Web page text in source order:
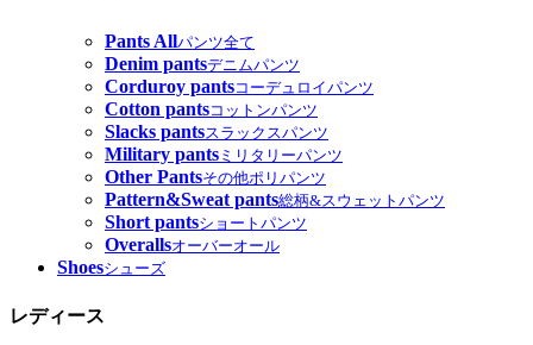
Pants Allパンツ全て
Denim pantsデニムパンツ
Corduroy pantsコーデュロイパンツ
Cotton pantsコットンパンツ
Slacks pantsスラックスパンツ
Military pants ミリタリーパンツ
Other Pantsその他ポリパンツ
Pattern&Sweat pants総柄&スウェットパンツ
Short pantsショートパンツ
Overallsオーバーオール
Shoesシューズ
レディース